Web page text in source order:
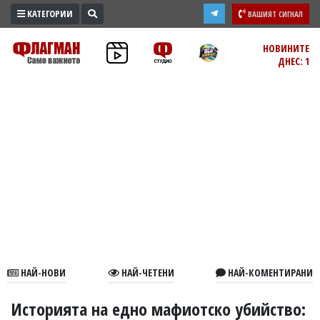
ПРОМО
ЗОНА
В
КАТЕГОРИИ ВАШИЯТ СИГНАЛ
НОВИНИТЕ
ДНЕС: 1
НАЙ-НОВИ НАЙ-ЧЕТЕНИ НАЙ-КОМЕНТИРАНИ
Историята на едно мафиотско убийство: